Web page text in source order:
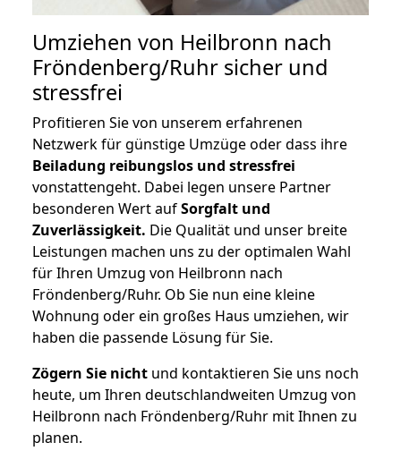
Umziehen von Heilbronn nach
Fröndenberg/Ruhr sicher und
stressfrei
Profitieren Sie von unserem erfahrenen
Netzwerk für günstige Umzüge oder dass ihre
Beiladung reibungslos und stressfrei
vonstattengeht. Dabei legen unsere Partner
besonderen Wert aufSorgfalt und
Zuverlässigkeit. Die Qualität und unser breite
Leistungen machen uns zu der optimalen Wahl
für Ihren Umzug von Heilbronn nach
Fröndenberg/Ruhr. Ob Sie nun eine kleine
Wohnung oder ein großes Haus umziehen, wir
haben die passende Lösung für Sie.
Zögern Sie nicht und kontaktieren Sie uns noch
heute, um Ihren deutschlandweiten Umzug von
Heilbronn nach Fröndenberg/Ruhr mit Ihnen zu
planen.